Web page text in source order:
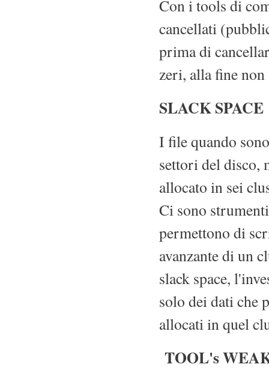
Con i tools di
cancellati
prima di
zeri, alla fine
SLACK SPACE
I file quando
settori del disco,
allocato in sei
Ci sono
permettono di
avanzante di un
slack space,
solo dei dati che
allocati in quel
TOOL's